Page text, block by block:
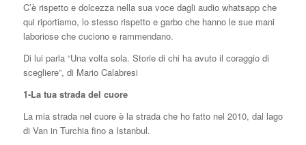
C’è rispetto e dolcezza nella sua voce dagli audio whatsapp che
qui riportiamo, lo stesso rispetto e garbo che hanno le sue mani
laboriose che cuciono e rammendano.
Di lui parla “Una volta sola. Storie di chi ha avuto il coraggio di
scegliere”, di Mario Calabresi
1-La tua strada del cuore
La mia strada nel cuore è la strada che ho fatto nel 2010, dal lago
di Van in Turchia fino a Istanbul.